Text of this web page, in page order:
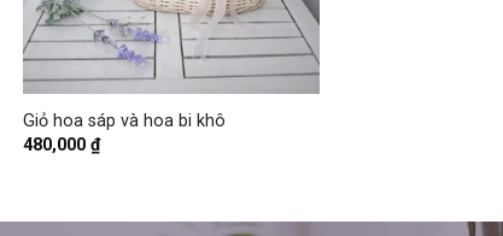
Giỏ hoa sáp và hoa bi khô
480,000 ₫